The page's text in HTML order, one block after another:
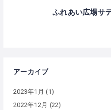
ふれあい広場サ
アーカイブ
2023年1月 (1)
2022年12月 (22)